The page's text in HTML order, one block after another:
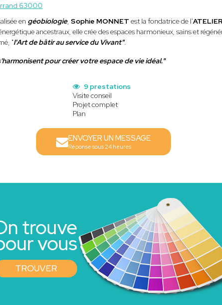
63000
en géobiologie,Sophie MONNET est la fondatrice de l'
ancestraux, elle crée des espaces harmonieux, sains et
"l'Art de bâtir au service du Vivant".
pour créer votre espace de vie idéal."
9 prestations
Visite conseil
Projet complet
Plan
ENVOYER UN MESSAGE
Réponse sous 24 heures
trouve
vous
TROUVER